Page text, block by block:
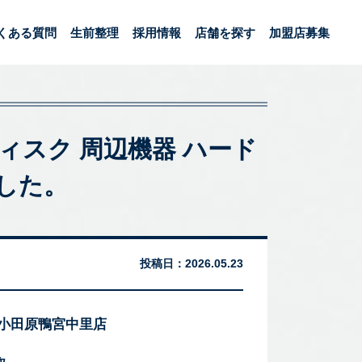
ある質問 生前整理 採用情報 店舗を探す 加盟店募集
スク 周辺機器 ハード
た。
投稿日： 2026.05.23
田原鴨宮中里店